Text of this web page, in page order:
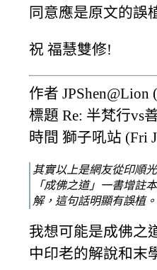
同意應是原文的誤
祝 福慧雙修!
作者
標題 Re: 半梵行vs
時間 獅子吼站 (Fri
其實以上是網友從印順
「成佛之道」一書增註
解，這句話明顯有誤植。
我想可能是成佛之
中印老的解說和末